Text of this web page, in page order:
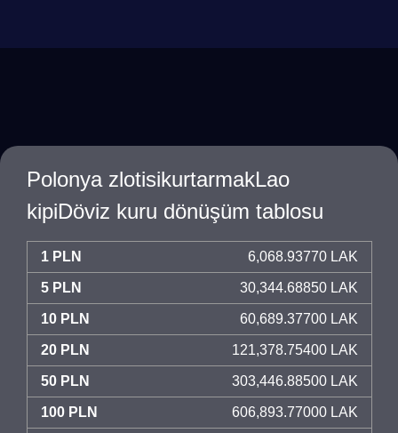
Polonya zlotisikurtarmakLao
kipiDöviz kuru dönüşüm tablosu
1 PLN 6,068.93770 LAK
5 PLN 30,344.68850 LAK
10 PLN 60,689.37700 LAK
20 PLN 121,378.75400 LAK
50 PLN 303,446.88500 LAK
100 PLN 606,893.77000 LAK